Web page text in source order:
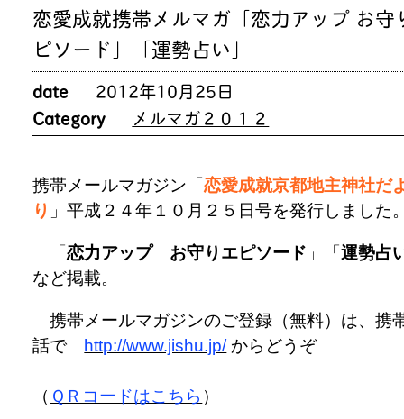
恋愛成就携帯メルマガ「恋力アップ お守
ピソード」「運勢占い」
date
2012年10月25日
Category
メルマガ２０１２
携帯メールマガジン「恋愛成就京都地主神社だ
り 」平成２４年１０月２５日号を発行しました
「恋力アップ お守りエピソード 」「運勢占
など掲載。
携帯メールマガジンのご登録（無料）は、携
話で http://www.jishu.jp/からどうぞ
（ ＱＲコードはこちら ）